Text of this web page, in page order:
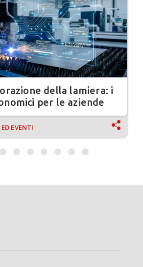
della lamiera: i
per le aziende
EVENTI